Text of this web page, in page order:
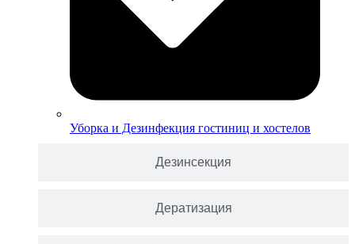
Дезинсекция
Дератизация
Уборка и Дезинфекция гостиниц и хостелов